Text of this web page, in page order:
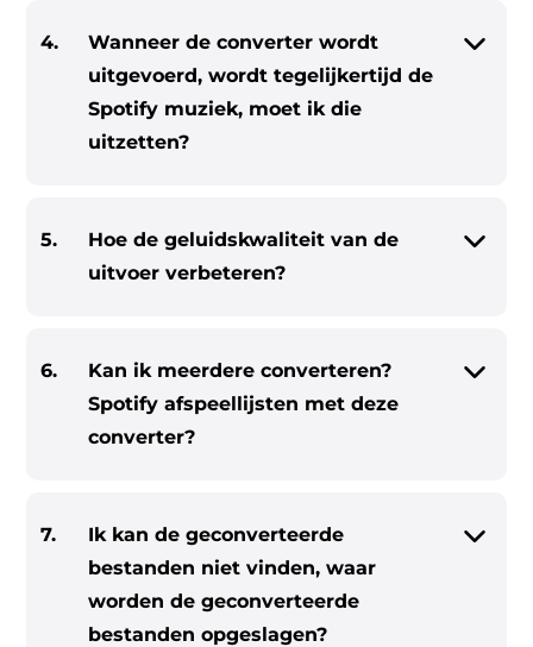
4.
Wanneer de converter wordt
uitgevoerd, wordt tegelijkertijd de
Spotify muziek, moet ik die
uitzetten?
5.
Hoe de geluidskwaliteit van de
uitvoer verbeteren?
6.
Kan ik meerdere converteren?
Spotify afspeellijsten met deze
converter?
7.
Ik kan de geconverteerde
bestanden niet vinden, waar
worden de geconverteerde
bestanden opgeslagen?